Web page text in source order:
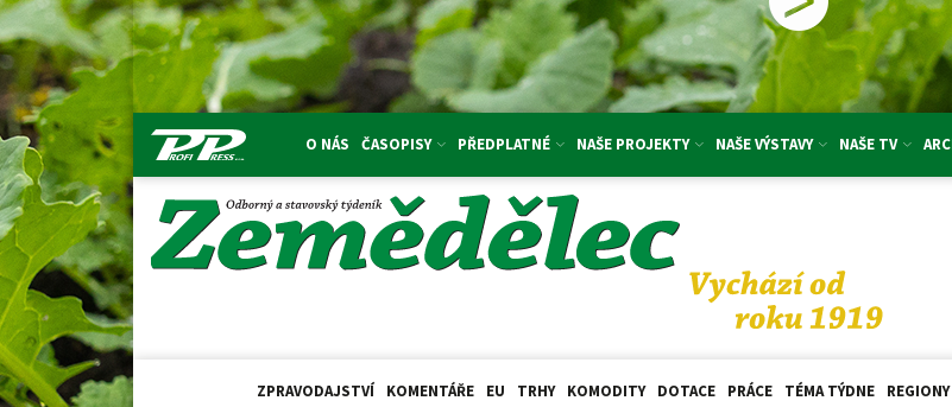
O NÁS ČASOPISY PŘEDPLATNÉ NAŠE PROJEKTY NAŠE VÝSTAVY NAŠE TV
ZPRAVODAJSTVÍ KOMENTÁŘE EU TRHY KOMODITY DOTACE PRÁCE TÉMA TÝDNE REGIONY